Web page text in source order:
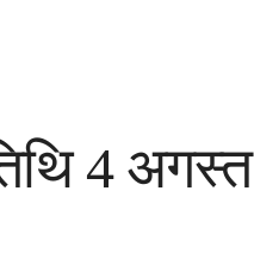
4 अगस्त